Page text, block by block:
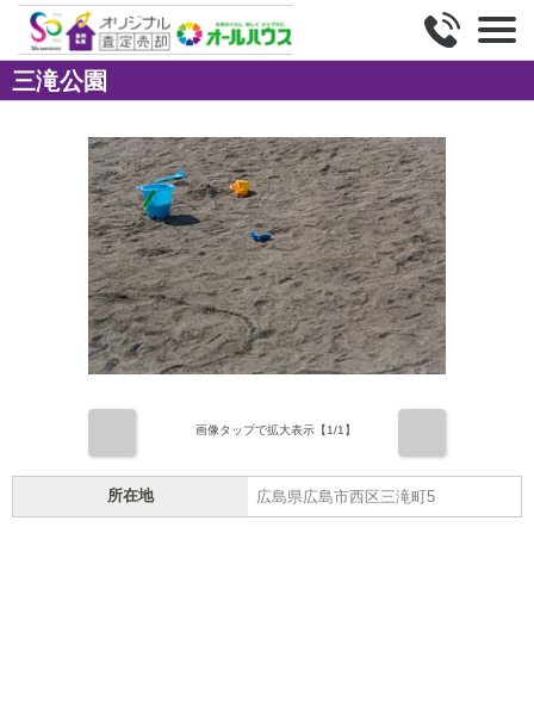
三滝公園
画像タップで拡大表示【1/1】
所在地 広島県広島市西区三滝町5